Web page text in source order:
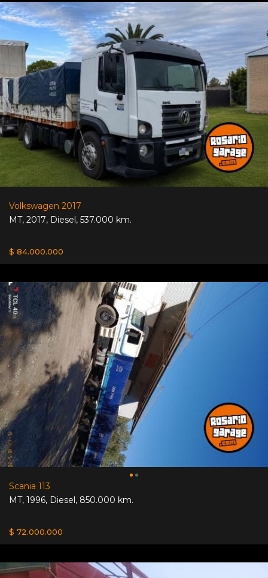
Volkswagen 2017
MT, 2017, Diesel, 537.000 km.
$ 84.000.000
Scania 113
MT, 1996, Diesel, 850.000 km.
$ 72.000.000